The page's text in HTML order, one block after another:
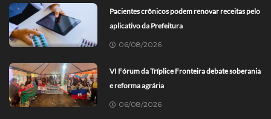
Pacientes crônicos podem renovar receitas pelo
aplicativo da Prefeitura
06/08/2026
VI Fórum da Tríplice Fronteira debate soberania
e reforma agrária
06/08/2026